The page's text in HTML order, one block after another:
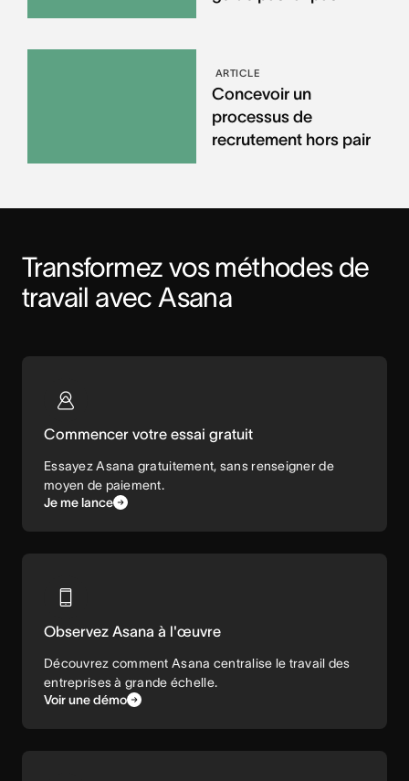
ARTICLE
Concevoir un
processus de
recrutement hors pair
Transformez vos méthodes de
travail avec Asana
Commencer votre essai gratuit
Essayez Asana gratuitement, sans renseigner de
moyen de paiement.
Je me lance
Observez Asana à l'œuvre
Découvrez comment Asana centralise le travail des
entreprises à grande échelle.
Voir une démo